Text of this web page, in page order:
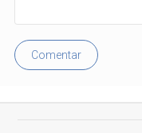
Comentar